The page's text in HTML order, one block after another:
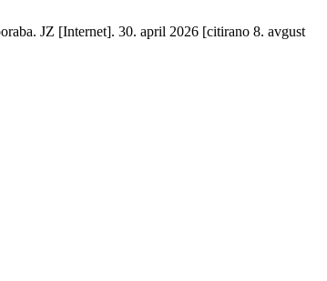
JZ [Internet]. 30. april 2026 [citirano 8. avgust